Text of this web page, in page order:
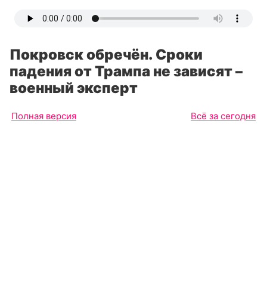
Покровск обречён. Сроки
падения от Трампа не зависят –
военный эксперт
Полная версия Всё за сегодня